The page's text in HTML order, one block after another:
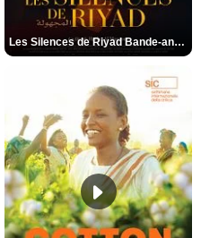
Les Silences de Riyad Bande-annonce VO STFR